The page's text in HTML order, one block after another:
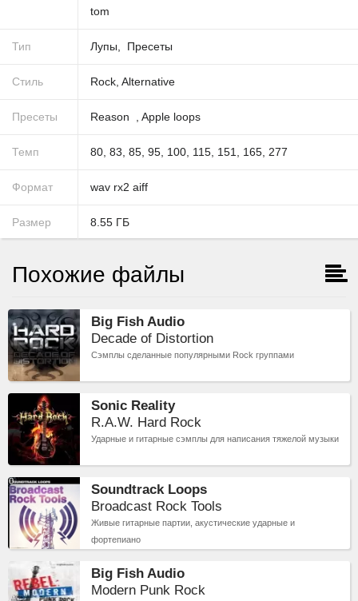
tom
Тип Лупы Пресеты
Стиль Rock Alternative
Пресеты Reason Apple loops
Темп 80 83 85 95 100 115 151 165 277
Формат wav rx2 aiff
Размер 8.55 ГБ
Похожие файлы
Big Fish Audio
Decade of Distortion
Сэмплы сделанные популярными Rock группами
Sonic Reality
R.A.W. Hard Rock
Ударные и гитарные сэмплы для написания тяжелой музыки
Soundtrack Loops
Broadcast Rock Tools
Живые гитарные партии, акустические ударные и
фортепиано
Big Fish Audio
Modern Punk Rock